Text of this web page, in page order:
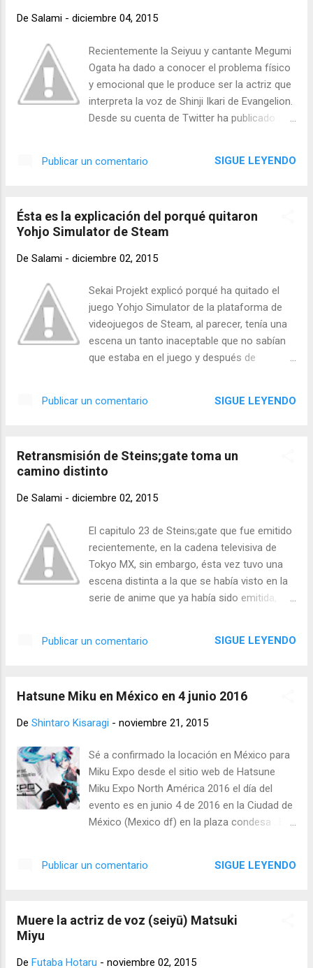
que se anunció que el manga tendría un
serie se trata sobre un chico que tiene como
objetivo ser mejor chef que su padre, su
nombre es Yukihira Souma, su padre termina
imponiendole el reto de ser el mejor
estudiante de la escuela privada de Tootsuki,
haberse marchado a Europa, es allí donde
Tootsuki? Fuente: ...
De Salami - diciembre 04, 2015
Recientemente la Seiyuu y cantante Megumi
Ogata ha dado a conocer el problema físico
y emocional que le produce ser la actriz que
interpreta la voz de Shinji Ikari de Evangelion.
Desde su cuenta de Twitter ha publicado
como mentales. El 30 de noviembre en
desesperada y no sabe qué hacer, e incluso
que es tan fuerte el caso que le afecta
fisicamente. En un tweet publicó: "La presión
los Evas todavía me persiguen!" en otro
Tweet dijo: "Yo ni siquiera estoy bromeando,
me siento tan desesperada. Es difícil de
tratar, pero tengo que intentar dar mi mejor
esfuerzo." La cantante que le ha dado vida a
Cardcaptor Sakura e incluso a Haruka o
Publicar un comentario SIGUE LEYENDO
Ésta es la explicación del porqué quitaron
Yohjo Simulator de Steam
De Salami - diciembre 02, 2015
Sekai Projekt explicó porqué ha quitado el
juego Yohjo Simulator de la plataforma de
videojuegos de Steam, al parecer, tenía una
escena un tanto inaceptable que no sabían
que estaba en el juego y después de
inconveniente que pudiera pasar a mayores.
donde se podía simular ser una 'loli' dándole
cabezazos a todo lo que se pudiera, al estilo
de los juegos simuladores como Goat
haber salido muchos de los usuarios de la
comunidad comenzaron a quejarse, ya que,
había una escena bastante retorcida en el
juego, se trataba de que un adulto estaba
sobre la pequeña mientras que su ropa
Sekai Projekt se vio en la obligación de quitar
Publicar un comentario SIGUE LEYENDO
Retransmisión de Steins;gate toma un
camino distinto
De Salami - diciembre 02, 2015
El capitulo 23 de Steins;gate que fue emitido
recientemente, en la cadena televisiva de
Tokyo MX, sin embargo, ésta vez tuvo una
escena distinta a la que se había visto en la
serie de anime que ya había sido emitida,
para las consolas de Playstation, Steins;gate
mientras que, de fondo tenía la imagen de
la cuenta regresiva llegó a su final, la imagen
cambió y ahora la escena se ve distinta, está
Mayuri protegiendo a Okabe, ésto sucedió al
mismo tiempo que el capitulo 23 fue
"reemitido" en Tokyo MX que realmente no
fue igual al que ya estaba en la serie anime
Steins;gate 0, un poco más largo al que ya
Publicar un comentario SIGUE LEYENDO
Hatsune Miku en México en 4 junio 2016
De Shintaro Kisaragi - noviembre 21, 2015
Sé a confirmado la locación en México para
Miku Expo desde el sitio web de Hatsune
Miku Expo North América 2016 el día del
evento es en junio 4 de 2016 en la Ciudad de
México (Mexico df) en la plaza condesa . Es
se centraban más en el país
http:// mikuexpo.com/na2016
Publicar un comentario SIGUE LEYENDO
Muere la actriz de voz (seiyū) Matsuki
Miyu
De Futaba Hotaru - noviembre 02, 2015